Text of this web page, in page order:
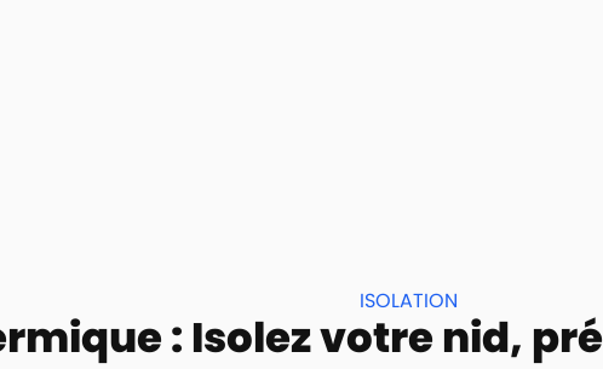
: Isolez votre nid,
ISOLATION